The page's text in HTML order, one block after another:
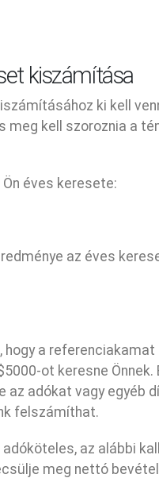
kiszámítása
ki kell
meg kell szoroznia a
éves keresete:
az éves
hogy a referenciakamat
ot keresne Önnek.
az adókat vagy egyéb
felszámíthat.
az alábbi
meg nettó